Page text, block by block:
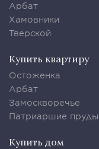
Арбат
Хамовники
Тверской
Купить квартиру
Остоженка
Арбат
Замоскворечье
Патриаршие пруды
Купить дом